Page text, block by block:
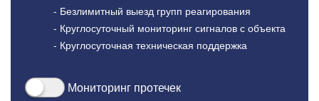
- Безлимитный выезд групп реагирования
- Круглосуточный мониторинг сигналов с объекта
- Круглосуточная техническая поддержка
Мониторинг протечек